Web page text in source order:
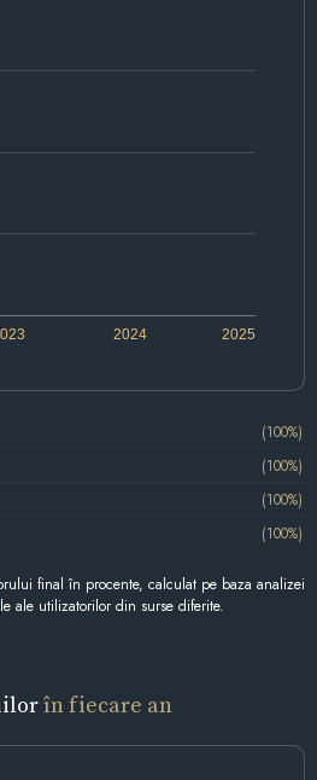
2024 2025
(100%)
(100%)
(100%)
(100%)
final în procente, calculat pe baza analizei
ale utilizatorilor din surse diferite.
în fiecare an